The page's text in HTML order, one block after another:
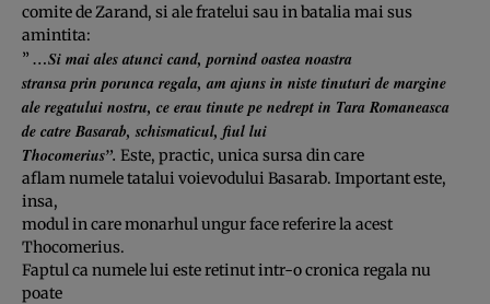
comite de Zarand, si ale fratelui sau in batalia mai sus
amintita:
” …Si mai ales atunci cand, pornind oastea noastra
stransa prin porunca regala, am ajuns in niste tinuturi de margine
ale regatului nostru, ce erau tinute pe nedrept in Tara Romaneasca
de catre Basarab, schismaticul, fiul lui
Thocomerius”. Este, practic, unica sursa din care
aflam numele tatalui voievodului Basarab. Important este,
insa,
modul in care monarhul ungur face referire la acest
Thocomerius.
Faptul ca numele lui este retinut intr-o cronica regala nu
poate